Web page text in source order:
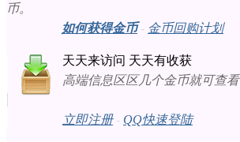
币。
如何获得金币- 金币回购计划
天天来访问 天天有收获
高端信息区区几个金币就可查看
立即注册- QQ快速登陆